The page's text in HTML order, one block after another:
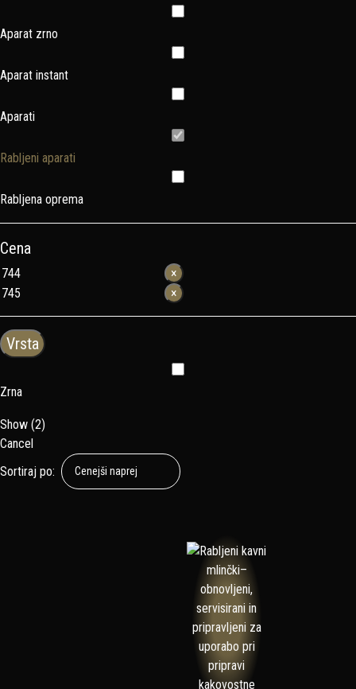
Aparat zrno
Aparat instant
Aparati
Rabljeni aparati
Rabljena oprema
Cena
×
×
Vrsta
Zrna
Show (2)
Cancel